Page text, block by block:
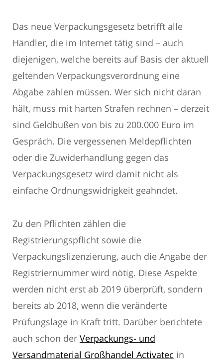
Das neue Verpackungsgesetz betrifft alle
Händler, die im Internet tätig sind – auch
diejenigen, welche bereits auf Basis der aktuell
geltenden Verpackungsverordnung eine
Abgabe zahlen müssen. Wer sich nicht daran
hält, muss mit harten Strafen rechnen – derzeit
sind Geldbußen von bis zu 200.000 Euro im
Gespräch. Die vergessenen Meldepflichten
oder die Zuwiderhandlung gegen das
Verpackungsgesetz wird damit nicht als
einfache Ordnungswidrigkeit geahndet.
Zu den Pflichten zählen die
Registrierungspflicht sowie die
Verpackungslizenzierung, auch die Angabe der
Registriernummer wird nötig. Diese Aspekte
werden nicht erst ab 2019 überprüft, sondern
bereits ab 2018, wenn die veränderte
Prüfungslage in Kraft tritt. Darüber berichtete
auch schon der Verpackungs- und
Versandmaterial Großhandel Activatec in